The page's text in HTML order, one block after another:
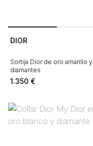
DIOR
Sortija Dior de oro amarillo y
diamantes
1.350 €